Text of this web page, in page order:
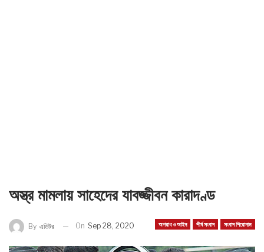
অস্ত্র মামলায় সাহেদের যাবজ্জীবন কারাদণ্ড
অপরাধ ও আইন শীর্ষ সংবাদ সংবাদ শিরোনাম
By এডিটর On Sep 28, 2020